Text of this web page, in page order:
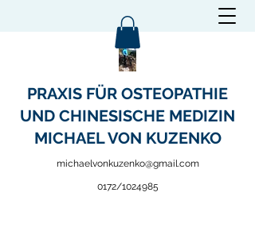
PRAXIS FÜR OSTEOPATHIE
UND CHINESISCHE MEDIZIN
MICHAEL VON KUZENKO
michaelvonkuzenko@gmail.com
0172/1024985